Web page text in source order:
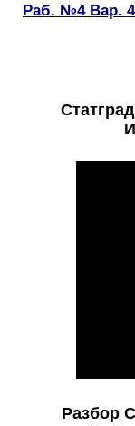
Раб. №4 Вар.
Разбор